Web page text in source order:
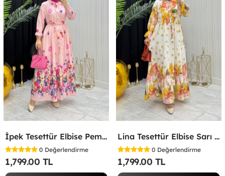
İpek Tesettür Elbise Pembe Pembe
0 Değerlendirme
1,799.00 TL
Lina Tesettür Elbise Sarı Sarı
0 Değerlendirme
1,799.00 TL